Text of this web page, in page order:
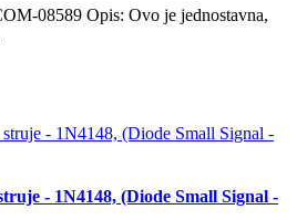
08589 Opis: Ovo je jednostavna,
- 1N4148, (Diode Small Signal -